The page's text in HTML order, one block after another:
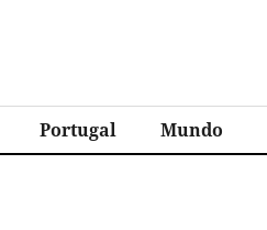
Portugal Mundo